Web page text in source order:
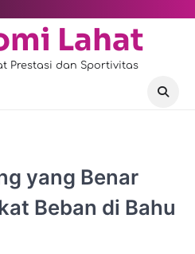
Lahat
Prestasi dan Sportivitas
yang Benar
Beban di Bahu